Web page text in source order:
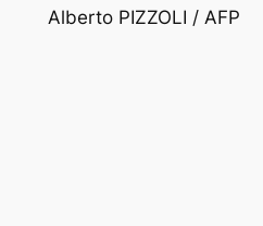
Alberto PIZZOLI / AFP